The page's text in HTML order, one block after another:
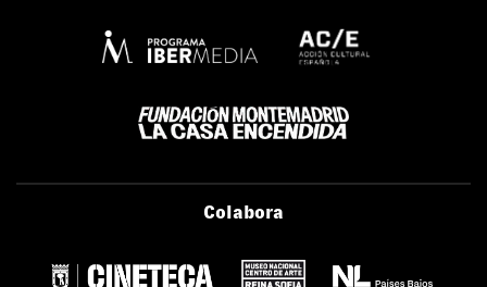
Colabora